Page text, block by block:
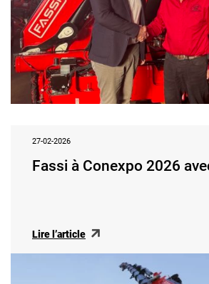
27-02-2026
Fassi à Conexpo 2026
Lire l’article